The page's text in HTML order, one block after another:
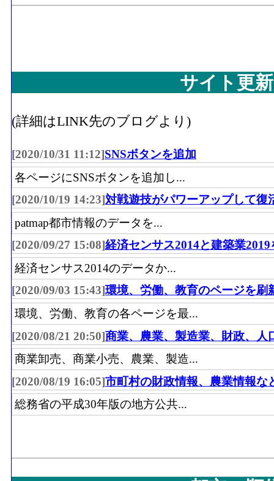
サイト更
(詳細はLINK先のブログより)
[2020/10/31 11:12]SNSボタンを追加
各ページにSNSボタンを追加し...
[2020/10/19 14:23]対戦遊技がパワーアップして復
patmap都市情報のデータを...
[2020/09/27 15:08]経済センサス2014と建築業2019
経済センサス2014のデータか...
[2020/09/03 15:43]環境、労働、教育のページを刷
環境、労働、教育の各ページを最...
[2020/08/21 20:50]商業、農業、製造業、財政、人
商業卸売、商業小売、農業、製造...
[2020/08/19 16:05]市町村の財政情報、農業情報な
総務省の平成30年版の地方公共...